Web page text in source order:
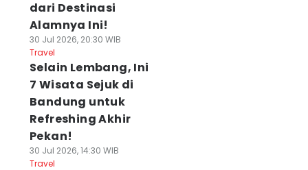
dari Destinasi
Alamnya Ini!
30 Jul 2026, 20:30 WIB
Travel
Selain Lembang, Ini
7 Wisata Sejuk di
Bandung untuk
Refreshing Akhir
Pekan!
30 Jul 2026, 14:30 WIB
Travel